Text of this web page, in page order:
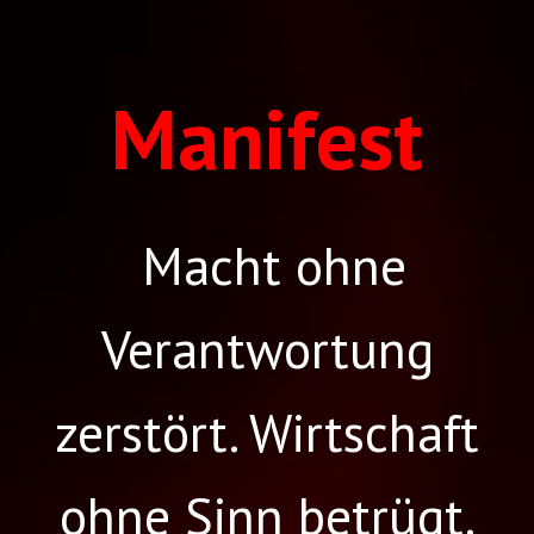
Manifest
Macht ohne
Verantwortung
zerstört. Wirtschaft
ohne Sinn betrügt.